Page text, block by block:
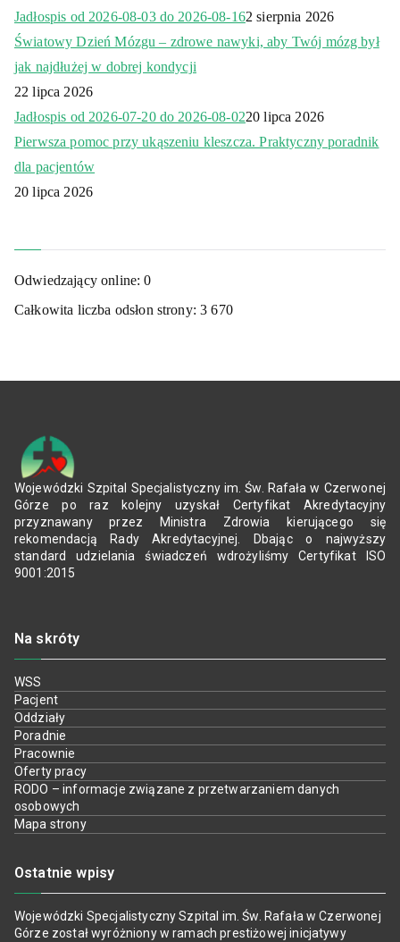
Jadłospis od 2026-08-03 do 2026-08-162 sierpnia 2026
Światowy Dzień Mózgu – zdrowe nawyki, aby Twój mózg był
jak najdłużej w dobrej kondycji
22 lipca 2026
Jadłospis od 2026-07-20 do 2026-08-0220 lipca 2026
Pierwsza pomoc przy ukąszeniu kleszcza. Praktyczny poradnik
dla pacjentów
20 lipca 2026
Odwiedzający online:0
Całkowita liczba odsłon strony:3 670
Wojewódzki Szpital Specjalistyczny im. Św. Rafała w Czerwonej
Górze po raz kolejny uzyskał Certyfikat Akredytacyjny
przyznawany przez Ministra Zdrowia kierującego się
rekomendacją Rady Akredytacyjnej. Dbając o najwyższy
standard udzielania świadczeń wdrożyliśmy Certyfikat ISO
9001:2015
Na skróty
WSS
Pacjent
Oddziały
Poradnie
Pracownie
Oferty pracy
RODO – informacje związane z przetwarzaniem danych
osobowych
Mapa strony
Ostatnie wpisy
Wojewódzki Specjalistyczny Szpital im. Św. Rafała w Czerwonej
Górze został wyróżniony w ramach prestiżowej inicjatywy